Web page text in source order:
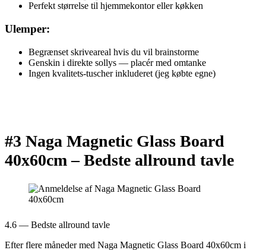
Perfekt størrelse til hjemmekontor eller køkken
Ulemper:
Begrænset skriveareal hvis du vil brainstorme
Genskin i direkte sollys — placér med omtanke
Ingen kvalitets-tuscher inkluderet (jeg købte egne)
#3 Naga Magnetic Glass Board
40x60cm –Bedste allround tavle
4.6 — Bedste allround tavle
Efter flere måneder med Naga Magnetic Glass Board 40x60cm i